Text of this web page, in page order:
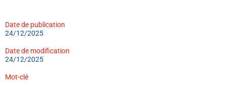
Date de publication
24/12/2025
Date de modification
24/12/2025
Mot-clé